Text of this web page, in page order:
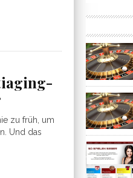
zu früh, um
Und das